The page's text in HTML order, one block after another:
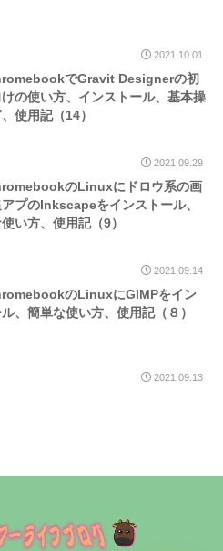
2021.10.01
でGravit Designerの初
の使い方、インストール、基本操
使用記（14）
2021.09.29
のLinuxにドロウ系の画
プのInkscapeをインストール、
い方、使用記（9）
2021.09.14
のLinuxにGIMPをイン
、簡単な使い方、使用記（８）
2021.09.13